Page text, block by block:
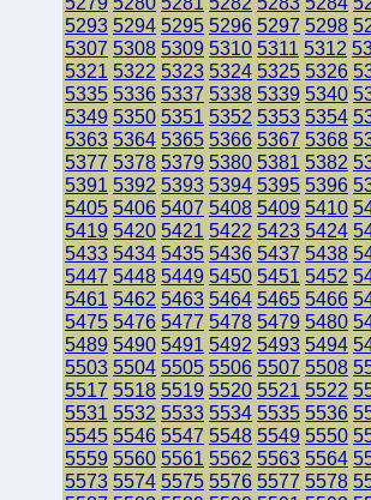
5293 5294 5295 5296 5297 5298
5307 5308 5309 5310 5311 5312
5321 5322 5323 5324 5325 5326
5335 5336 5337 5338 5339 5340
5349 5350 5351 5352 5353 5354
5363 5364 5365 5366 5367 5368
5377 5378 5379 5380 5381 5382
5391 5392 5393 5394 5395 5396
5405 5406 5407 5408 5409 5410
5419 5420 5421 5422 5423 5424
5433 5434 5435 5436 5437 5438
5447 5448 5449 5450 5451 5452
5461 5462 5463 5464 5465 5466
5475 5476 5477 5478 5479 5480
5489 5490 5491 5492 5493 5494
5503 5504 5505 5506 5507 5508
5517 5518 5519 5520 5521 5522
5531 5532 5533 5534 5535 5536
5545 5546 5547 5548 5549 5550
5559 5560 5561 5562 5563 5564
5573 5574 5575 5576 5577 5578